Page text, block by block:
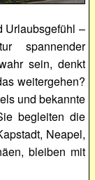
Urlaubsgefühl –
spannender
sein, denkt
weitergehen?
und bekannte
begleiten die
Neapel,
bleiben mit